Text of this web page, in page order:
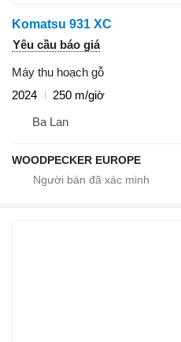
Komatsu 931 XC
Yêu cầu báo giá
Máy thu hoạch gỗ
2024
250 m/giờ
Ba Lan
WOODPECKER EUROPE